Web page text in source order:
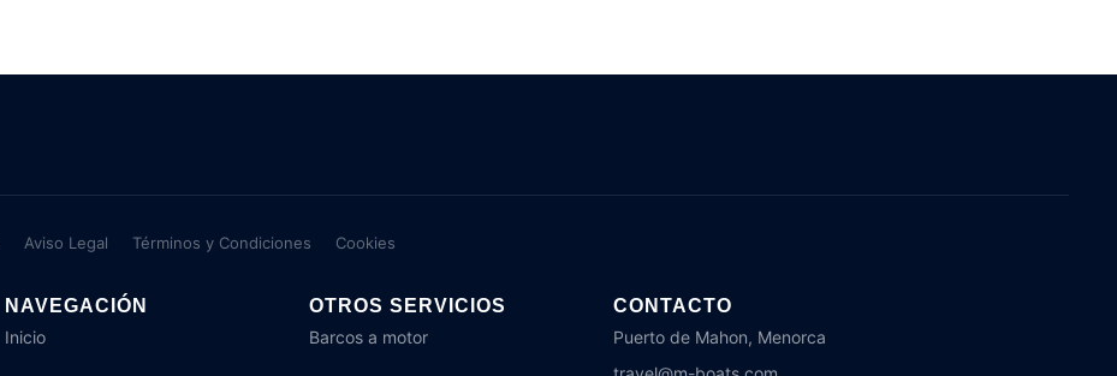
Aviso Legal Términos y Condiciones Cookies
NAVEGACIÓN
Inicio
OTROS SERVICIOS
Barcos a motor
CONTACTO
Puerto de Mahon, Menorca